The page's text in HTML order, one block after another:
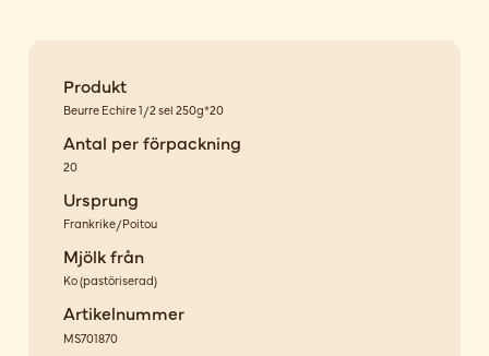
Produkt
Beurre Echire 1/2 sel 250g*20
Antal per förpackning
20
Ursprung
Frankrike/Poitou
Mjölk från
Ko(pastöriserad)
Artikelnummer
MS701870